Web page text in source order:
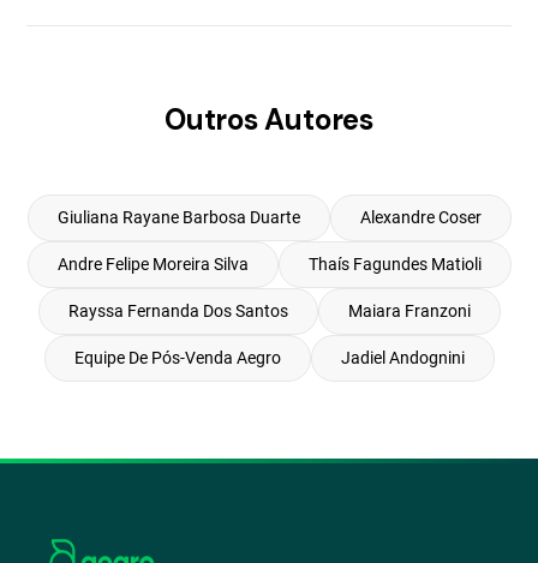
Outros Autores
Giuliana Rayane Barbosa Duarte Alexandre Coser
Andre Felipe Moreira Silva Thaís Fagundes Matioli
Rayssa Fernanda Dos Santos Maiara Franzoni
Equipe De Pós-Venda Aegro Jadiel Andognini